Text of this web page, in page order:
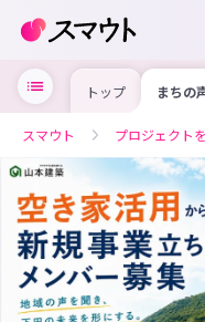
トップ まちの
をつく
事業立
バー募集
スマウト プロジェクト